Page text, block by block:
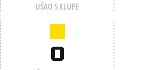
UŠAO S KLUPE
0